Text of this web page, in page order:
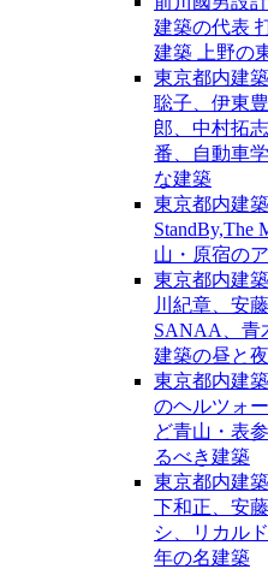
建築の代表
建築 上野の
東京都内建
聡子、伊東
郎、中村拓
番、自動車
な建築
東京都内建
StandBy,The
山・原宿の
東京都内建
川紀章、安
SANAA、青
建築の昼と夜
東京都内建
のヘルツォ
ど青山・表
るべき建築
東京都内建
下和正、安
シ、リカル
年の名建築